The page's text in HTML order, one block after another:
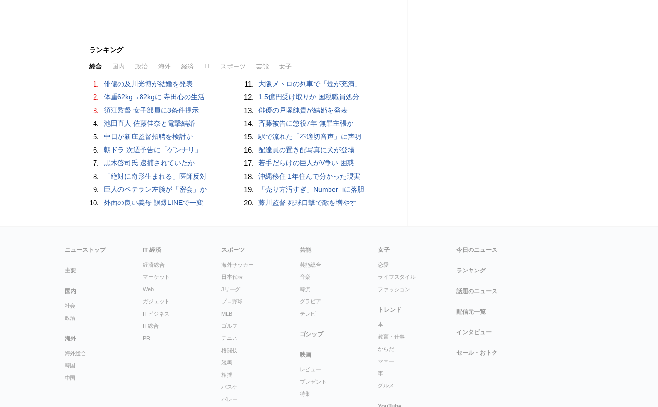
ランキング
総合 国内 政治 海外 経済 IT スポーツ 芸能 女子
1. 俳優の及川光博が結婚を発表
2. 体重62kg→82kgに 寺田心の生活
3. 須江監督 女子部員に3条件提示
4. 池田直人 佐藤佳奈と電撃結婚
5. 中日が新庄監督招聘を検討か
6. 朝ドラ 次週予告に「ゲンナリ」
7. 黒木啓司氏 逮捕されていたか
8. 「絶対に奇形生まれる」医師反対
9. 巨人のベテラン左腕が「密会」か
10. 外面の良い義母 誤爆LINEで一変
11. 大阪メトロの列車で「煙が充満」
12. 1.5億円受け取りか 国税職員処分
13. 俳優の戸塚純貴が結婚を発表
14. 斉藤被告に懲役7年 無罪主張か
15. 駅で流れた「不適切音声」に声明
16. 配達員の置き配写真に犬が登場
17. 若手だらけの巨人がV争い 困惑
18. 沖縄移住 1年住んで分かった現実
19. 「売り方汚すぎ」Number_iに落胆
20. 藤川監督 死球口撃で敵を増やす
ニューストップ
主要
国内
社会
政治
海外
海外総合
韓国
中国
IT 経済
経済総合
マーケット
Web
ガジェット
ITビジネス
IT総合
PR
スポーツ
海外サッカー
日本代表
Jリーグ
プロ野球
MLB
ゴルフ
テニス
格闘技
競馬
相撲
バスケ
バレー
芸能
芸能総合
音楽
韓流
グラビア
テレビ
ゴシップ
映画
レビュー
プレゼント
特集
女子
恋愛
ライフスタイル
ファッション
トレンド
本
教育・仕事
からだ
マネー
車
グルメ
今日のニュース
ランキング
話題のニュース
配信元一覧
インタビュー
セール・おトク